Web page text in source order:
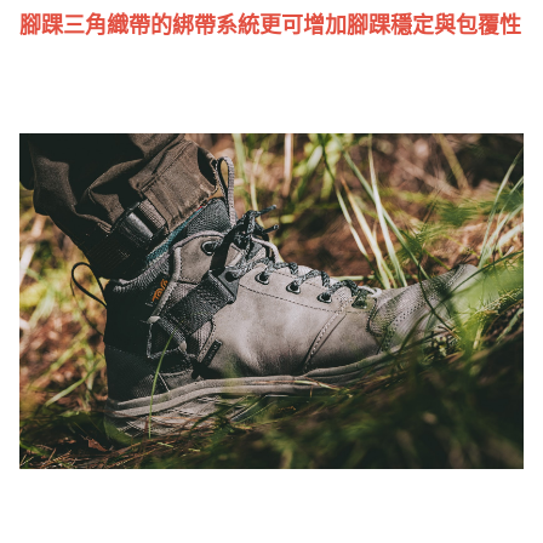
腳踝三角織帶的綁帶系統更可增加腳踝穩定與包覆性